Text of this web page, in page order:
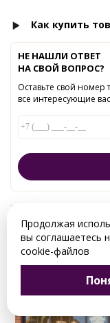
Как купить
НЕ НАШЛИ ОТВЕТ
НА СВОЙ ВОПРОС?
Оставьте свой
все интересующие
Читайте в
Продолжая
вы соглашаетесь
cookie-файлов